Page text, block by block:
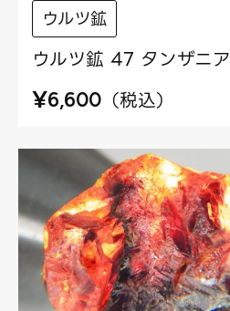
ウルツ鉱
ウルツ鉱 47 タンザニア
¥6,600 （税込）